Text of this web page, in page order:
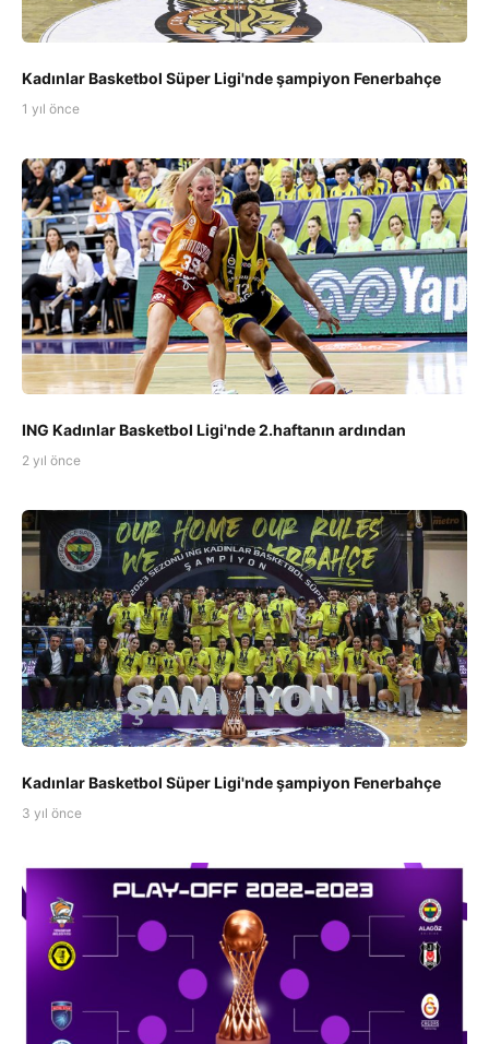
Kadınlar Basketbol Süper Ligi'nde şampiyon Fenerbahçe
1 yıl önce
ING Kadınlar Basketbol Ligi'nde 2.haftanın ardından
2 yıl önce
Kadınlar Basketbol Süper Ligi'nde şampiyon Fenerbahçe
3 yıl önce